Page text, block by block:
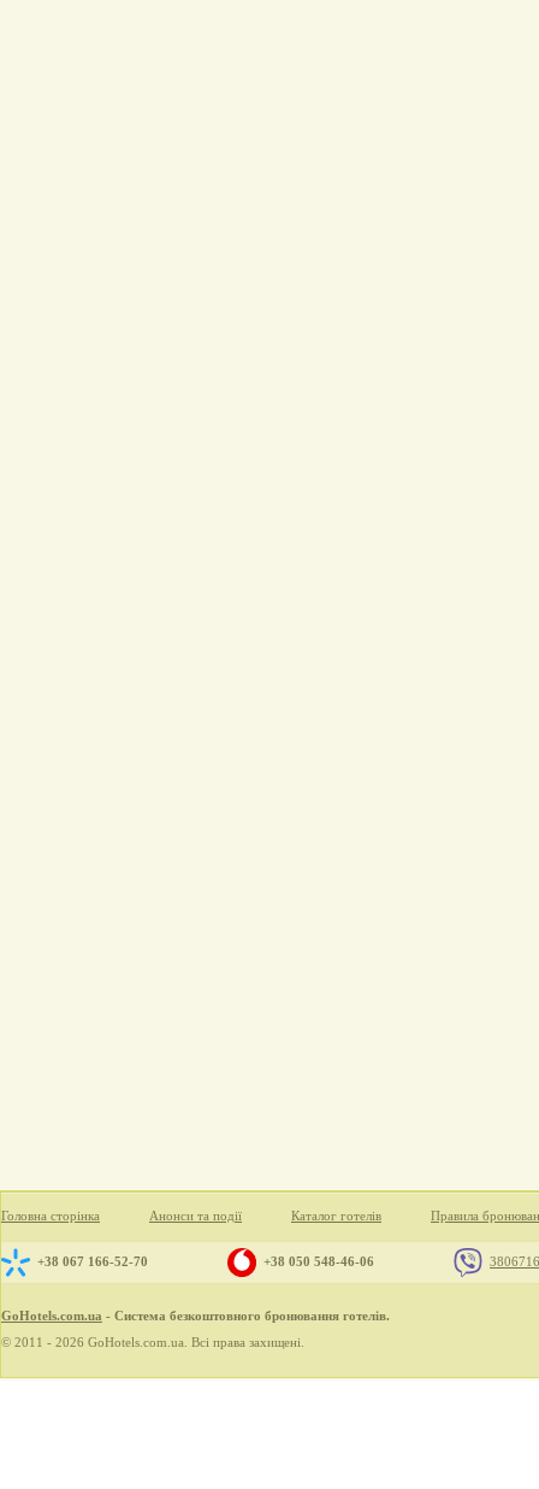
Головна сторінка Анонси та події Каталог готелів Правила
+38 067 166-52-70 +38 050 548-46-06
GoHotels.com.ua - Система безкоштовного бронювання готелів.
© 2011 - 2026 GoHotels.com.ua. Всі права захищені.